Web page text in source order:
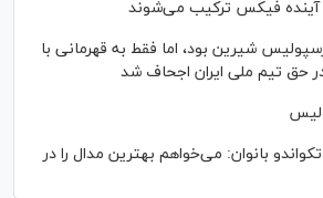
شیرین بود، اما فقط به قهرمانی با
حق تیم ملی ایران اجحاف شد
بانوان: می‌خواهم بهترین مدال را در